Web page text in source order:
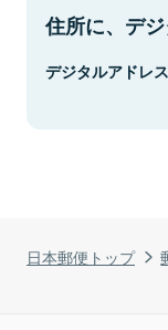
日本郵便トップ
住所に、デジ
デジタルアドレ